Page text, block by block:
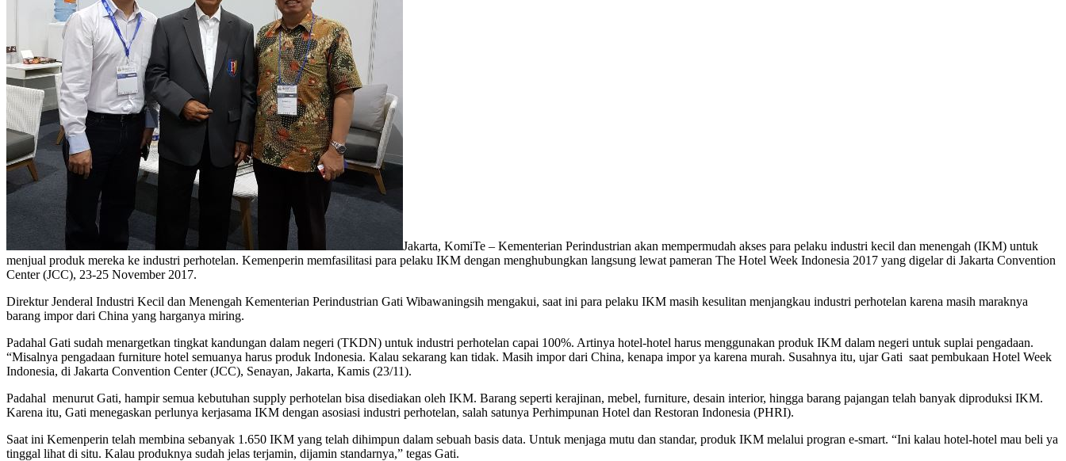
Jakarta, KomiTe – Kementerian Perindustrian akan mempermudah akses para pelaku industri kecil dan menengah (IKM) untuk
menjual produk mereka ke industri perhotelan. Kemenperin memfasilitasi para pelaku IKM dengan menghubungkan langsung lewat pameran The Hotel Week Indonesia 2017 yang digelar di Jakarta Convention
Center (JCC), 23-25 November 2017.
Direktur Jenderal Industri Kecil dan Menengah Kementerian Perindustrian Gati Wibawaningsih mengakui, saat ini para pelaku IKM masih kesulitan menjangkau industri perhotelan karena masih maraknya
barang impor dari China yang harganya miring.
Padahal Gati sudah menargetkan tingkat kandungan dalam negeri (TKDN) untuk industri perhotelan capai 100%. Artinya hotel-hotel harus menggunakan produk IKM dalam negeri untuk suplai pengadaan.
“Misalnya pengadaan furniture hotel semuanya harus produk Indonesia. Kalau sekarang kan tidak. Masih impor dari China, kenapa impor ya karena murah. Susahnya itu, ujar Gati saat pembukaan Hotel Week
Indonesia, di Jakarta Convention Center (JCC), Senayan, Jakarta, Kamis (23/11).
Padahal menurut Gati, hampir semua kebutuhan supply perhotelan bisa disediakan oleh IKM. Barang seperti kerajinan, mebel, furniture, desain interior, hingga barang pajangan telah banyak diproduksi IKM.
Karena itu, Gati menegaskan perlunya kerjasama IKM dengan asosiasi industri perhotelan, salah satunya Perhimpunan Hotel dan Restoran Indonesia (PHRI).
Saat ini Kemenperin telah membina sebanyak 1.650 IKM yang telah dihimpun dalam sebuah basis data. Untuk menjaga mutu dan standar, produk IKM melalui progran e-smart. “Ini kalau hotel-hotel mau beli ya
tinggal lihat di situ. Kalau produknya sudah jelas terjamin, dijamin standarnya,” tegas Gati.